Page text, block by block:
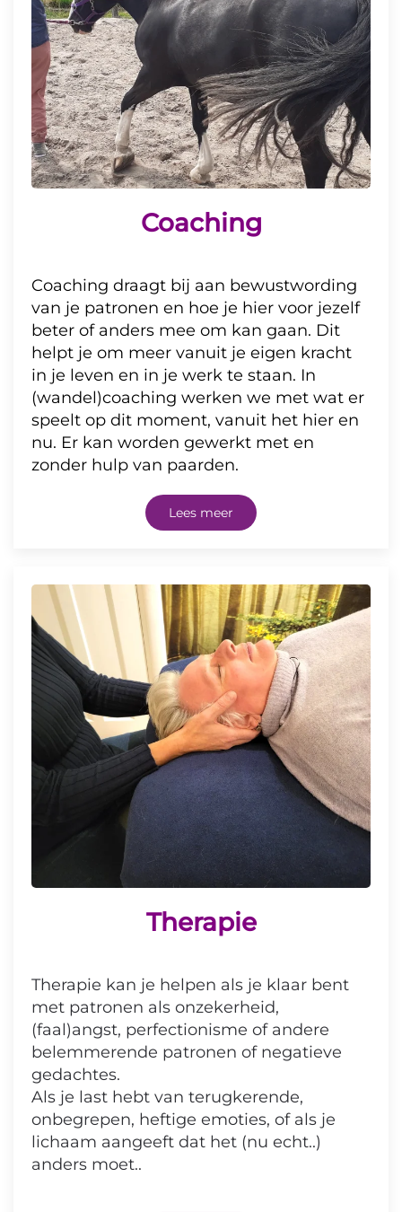
Coaching
Coaching draagt bij aan bewustwording
van je patronen en hoe je hier voor jezelf
beter of anders mee om kan gaan. Dit
helpt je om meer vanuit je eigen kracht
in je leven en in je werk te staan. In
(wandel)coaching werken we met wat er
speelt op dit moment, vanuit het hier en
nu. Er kan worden gewerkt met en
zonder hulp van paarden.
Lees meer
Therapie
Therapie kan je helpen als je klaar bent
met patronen als onzekerheid,
(faal)angst, perfectionisme of andere
belemmerende patronen of negatieve
gedachtes.
Als je last hebt van terugkerende,
onbegrepen, heftige emoties, of als je
lichaam aangeeft dat het (nu echt..)
anders moet..